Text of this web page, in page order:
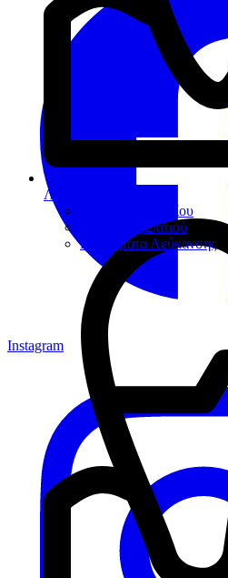
Λεύκανση
Λεύκανση Ιατρείου
Λεύκανση Σπιτιού
Βοηθήματα Λεύκανσης
Instagram